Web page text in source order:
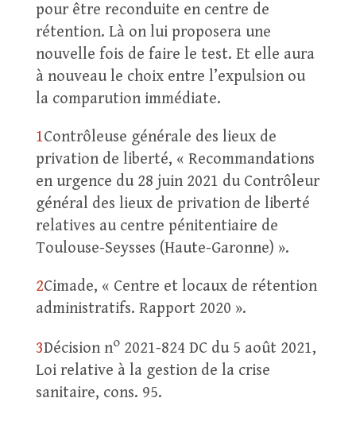
pour être reconduite en centre de
rétention. Là on lui proposera une
nouvelle fois de faire le test. Et elle aura
à nouveau le choix entre l’expulsion ou
la comparution immédiate.
1Contrôleuse générale des lieux de
privation de liberté, « Recommandations
en urgence du 28 juin 2021 du Contrôleur
général des lieux de privation de liberté
relatives au centre pénitentiaire de
Toulouse-Seysses (Haute-Garonne) ».
2Cimade, « Centre et locaux de rétention
administratifs. Rapport 2020 ».
3Décision no2021-824 DC du 5 août 2021,
Loi relative à la gestion de la crise
sanitaire, cons. 95.